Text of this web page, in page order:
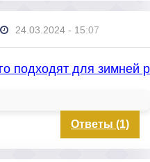
24.03.2024 - 15:07
подходят для зимней
Ответы (1)